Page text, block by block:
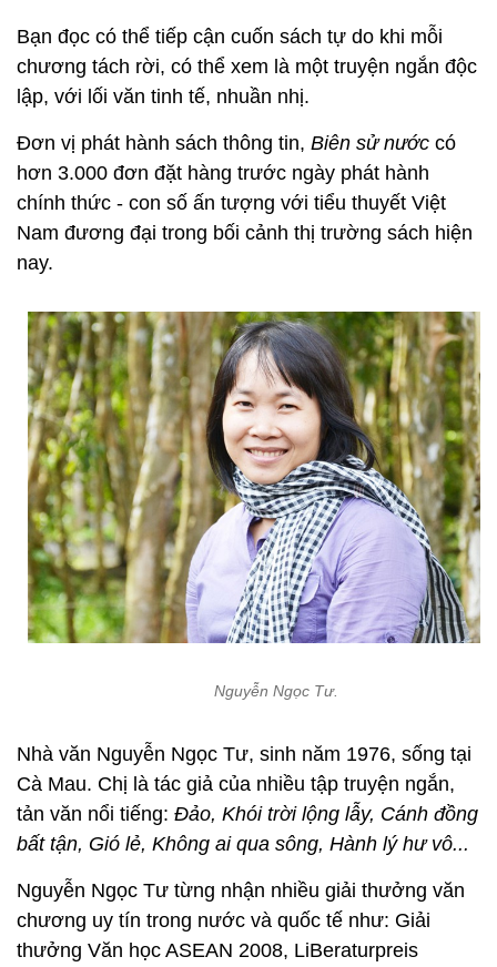
Bạn đọc có thể tiếp cận cuốn sách tự do khi mỗi
chương tách rời, có thể xem là một truyện ngắn độc
lập, với lối văn tinh tế, nhuần nhị.
Đơn vị phát hành sách thông tin, Biên sử nước có
hơn 3.000 đơn đặt hàng trước ngày phát hành
chính thức - con số ấn tượng với tiểu thuyết Việt
Nam đương đại trong bối cảnh thị trường sách hiện
nay.
Nguyễn Ngọc Tư.
Nhà văn Nguyễn Ngọc Tư, sinh năm 1976, sống tại
Cà Mau. Chị là tác giả của nhiều tập truyện ngắn,
tản văn nổi tiếng: Đảo, Khói trời lộng lẫy, Cánh đồng
bất tận, Gió lẻ, Không ai qua sông, Hành lý hư vô...
Nguyễn Ngọc Tư từng nhận nhiều giải thưởng văn
chương uy tín trong nước và quốc tế như: Giải
thưởng Văn học ASEAN 2008, LiBeraturpreis